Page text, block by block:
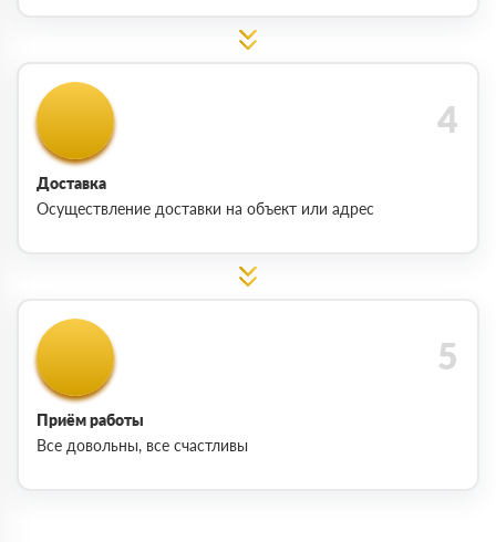
Доставка
Осуществление доставки на объект или адрес
Приём работы
Все довольны, все счастливы